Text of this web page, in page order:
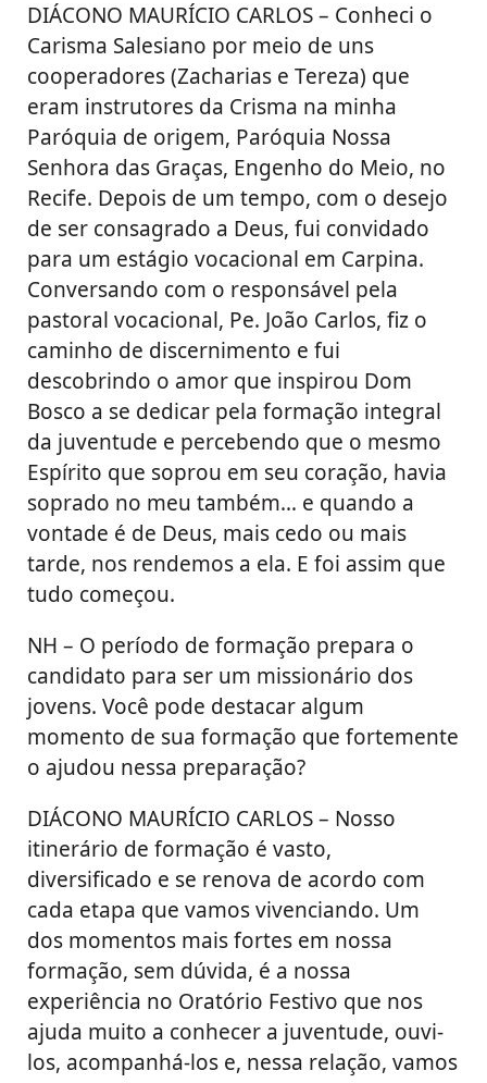
DIÁCONO MAURÍCIO CARLOS – Conheci o
Carisma Salesiano por meio de uns
cooperadores (Zacharias e Tereza) que
eram instrutores da Crisma na minha
Paróquia de origem, Paróquia Nossa
Senhora das Graças, Engenho do Meio, no
Recife. Depois de um tempo, com o desejo
de ser consagrado a Deus, fui convidado
para um estágio vocacional em Carpina.
Conversando com o responsável pela
pastoral vocacional, Pe. João Carlos, fiz o
caminho de discernimento e fui
descobrindo o amor que inspirou Dom
Bosco a se dedicar pela formação integral
da juventude e percebendo que o mesmo
Espírito que soprou em seu coração, havia
soprado no meu também… e quando a
vontade é de Deus, mais cedo ou mais
tarde, nos rendemos a ela. E foi assim que
tudo começou.
NH – O período de formação prepara o
candidato para ser um missionário dos
jovens. Você pode destacar algum
momento de sua formação que fortemente
o ajudou nessa preparação?
DIÁCONO MAURÍCIO CARLOS – Nosso
itinerário de formação é vasto,
diversificado e se renova de acordo com
cada etapa que vamos vivenciando. Um
dos momentos mais fortes em nossa
formação, sem dúvida, é a nossa
experiência no Oratório Festivo que nos
ajuda muito a conhecer a juventude, ouvi-
los, acompanhá-los e, nessa relação, vamos